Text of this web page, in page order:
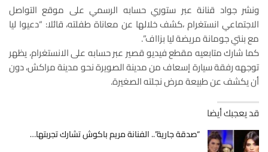
ونشر جواد قنانة عبر ستوري حسابه الرسمي على موقع التواصل
الاجتماعي انستغرام ،كشف خلالها عن معاناة طفلته، قائلا: “دعيوا ليا
مع بنتي جومانة مريضة ليا بزااف”.
كما شارك متابعيه مقطع فيديو قصير عبر حسابه على الانستغرام، يظهر
توجهه رفقة سيارة إسعاف من مدينة الصويرة نحو مدينة مراكش، دون
أن يكشف عن طبيعة مرض نجلته الصغيرة.
قد يعجبك أيضا
“صدقة جارية”.. الفنانة مريم باكوش تشارك تجربتها…